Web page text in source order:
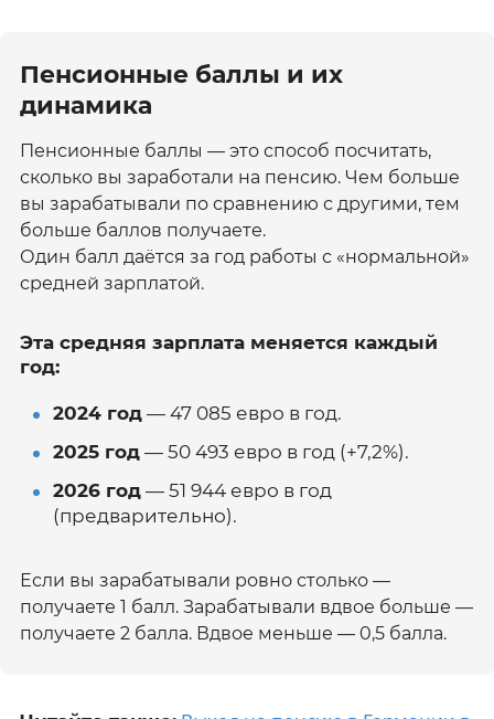
Пенсионные баллы и их
динамика
Пенсионные баллы — это способ посчитать,
сколько вы заработали на пенсию. Чем больше
вы зарабатывали по сравнению с другими, тем
больше баллов получаете.
Один балл даётся за год работы с «нормальной»
средней зарплатой.
Эта средняя зарплата меняется каждый
год:
2024 год— 47 085 евро в год.
2025 год— 50 493 евро в год (+7,2%).
2026 год— 51 944 евро в год
(предварительно).
Если вы зарабатывали ровно столько —
получаете 1 балл. Зарабатывали вдвое больше —
получаете 2 балла. Вдвое меньше — 0,5 балла.